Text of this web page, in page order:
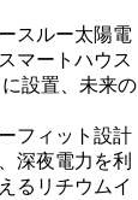
スルー太陽電
マートハウス
設置、未来の
フィット設計
深夜電力を利
るリチウムイ